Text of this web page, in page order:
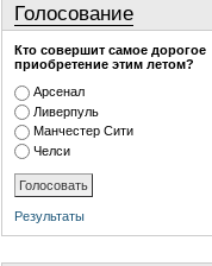
Голосование
Кто совершит самое дорогое
приобретение этим летом?
Арсенал
Ливерпуль
Манчестер Сити
Челси
Результаты